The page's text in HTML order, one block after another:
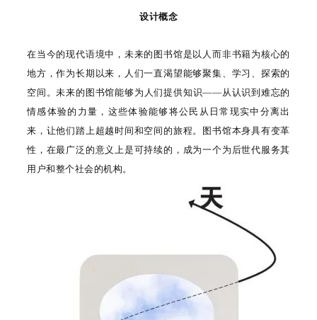
设计概念
在当今的现代语境中，未来的图书馆是以人而非书籍为核心的
地方，作为长期以来，人们一直渴望能够聚集、学习、探索的
空间。未来的图书馆能够为人们提供知识——从认识到难忘的
情感体验的力量，这些体验能够将公民从日常现实中分离出
来，让他们踏上超越时间和空间的旅程。图书馆本身具有变革
性，在最广泛的意义上是可持续的，成为一个为后世代服务其
用户和整个社会的机构。